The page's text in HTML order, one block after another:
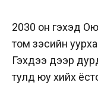
2030 он гэхэд
том зэсийн
Гэхдээ дээр
тулд юу хийх